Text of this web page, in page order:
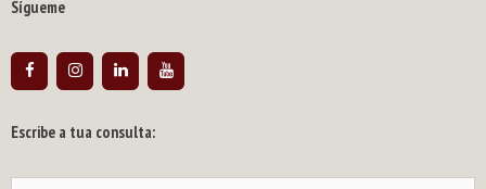
Sígueme
Escribe a tua consulta: